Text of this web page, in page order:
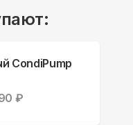
CondiPump
₽